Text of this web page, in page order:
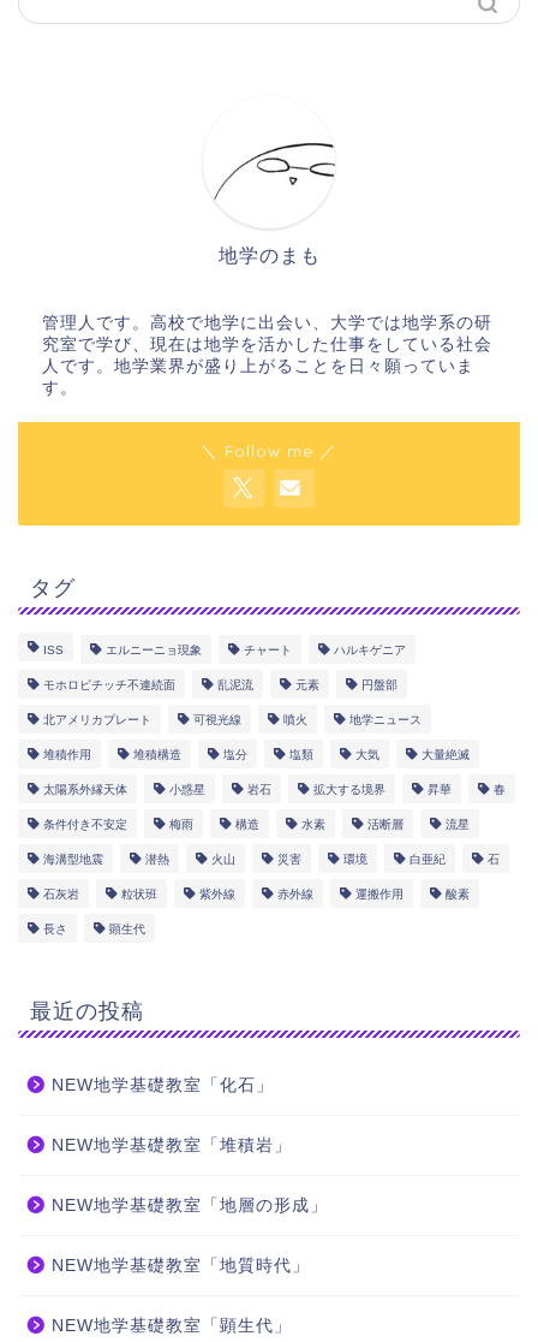
地学のまも
管理人です。高校で地学に出会い、大学では地学系の研
究室で学び、現在は地学を活かした仕事をしている社会
人です。地学業界が盛り上がることを日々願っていま
す。
＼ Follow me ／
タグ
ISS エルニーニョ現象 チャート ハルキゲニア
モホロビチッチ不連続面 乱泥流 元素 円盤部
北アメリカプレート 可視光線 噴火 地学ニュース
堆積作用 堆積構造 塩分 塩類 大気 大量絶滅
太陽系外縁天体 小惑星 岩石 拡大する境界 昇華 春
条件付き不安定 梅雨 構造 水素 活断層 流星
海溝型地震 潜熱 火山 災害 環境 白亜紀 石
石灰岩 粒状班 紫外線 赤外線 運搬作用 酸素
長さ 顕生代
最近の投稿
NEW地学基礎教室「化石」
NEW地学基礎教室「堆積岩」
NEW地学基礎教室「地層の形成」
NEW地学基礎教室「地質時代」
NEW地学基礎教室「顕生代」